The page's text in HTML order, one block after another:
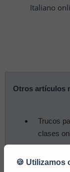
Italiano
Otros artículos
Trucos
clases
🍪 Utilizamos